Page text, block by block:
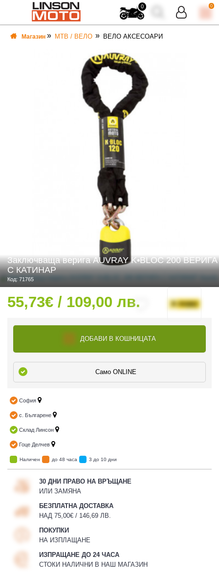
0 0
Магазин MTB / ВЕЛО ВЕЛО АКСЕСОАРИ
Заключваща верига AUVRAY K•BLOC 200 ВЕРИГА
С КАТИНАР
Код: 71765
55,73€ / 109,00 лв.
ДОБАВИ В КОШНИЦАТА
Само ONLINE
София
с. Българене
Склад Линсон
Гоце Делчев
Наличен до 48 часа 3 до 10 дни
30 ДНИ ПРАВО НА ВРЪЩАНЕ
ИЛИ ЗАМЯНА
БЕЗПЛАТНА ДОСТАВКА
НАД 75,00€ / 146,69 ЛВ.
ПОКУПКИ
НА ИЗПЛАЩАНЕ
ИЗПРАЩАНЕ ДО 24 ЧАСА
СТОКИ НАЛИЧНИ В НАШ МАГАЗИН